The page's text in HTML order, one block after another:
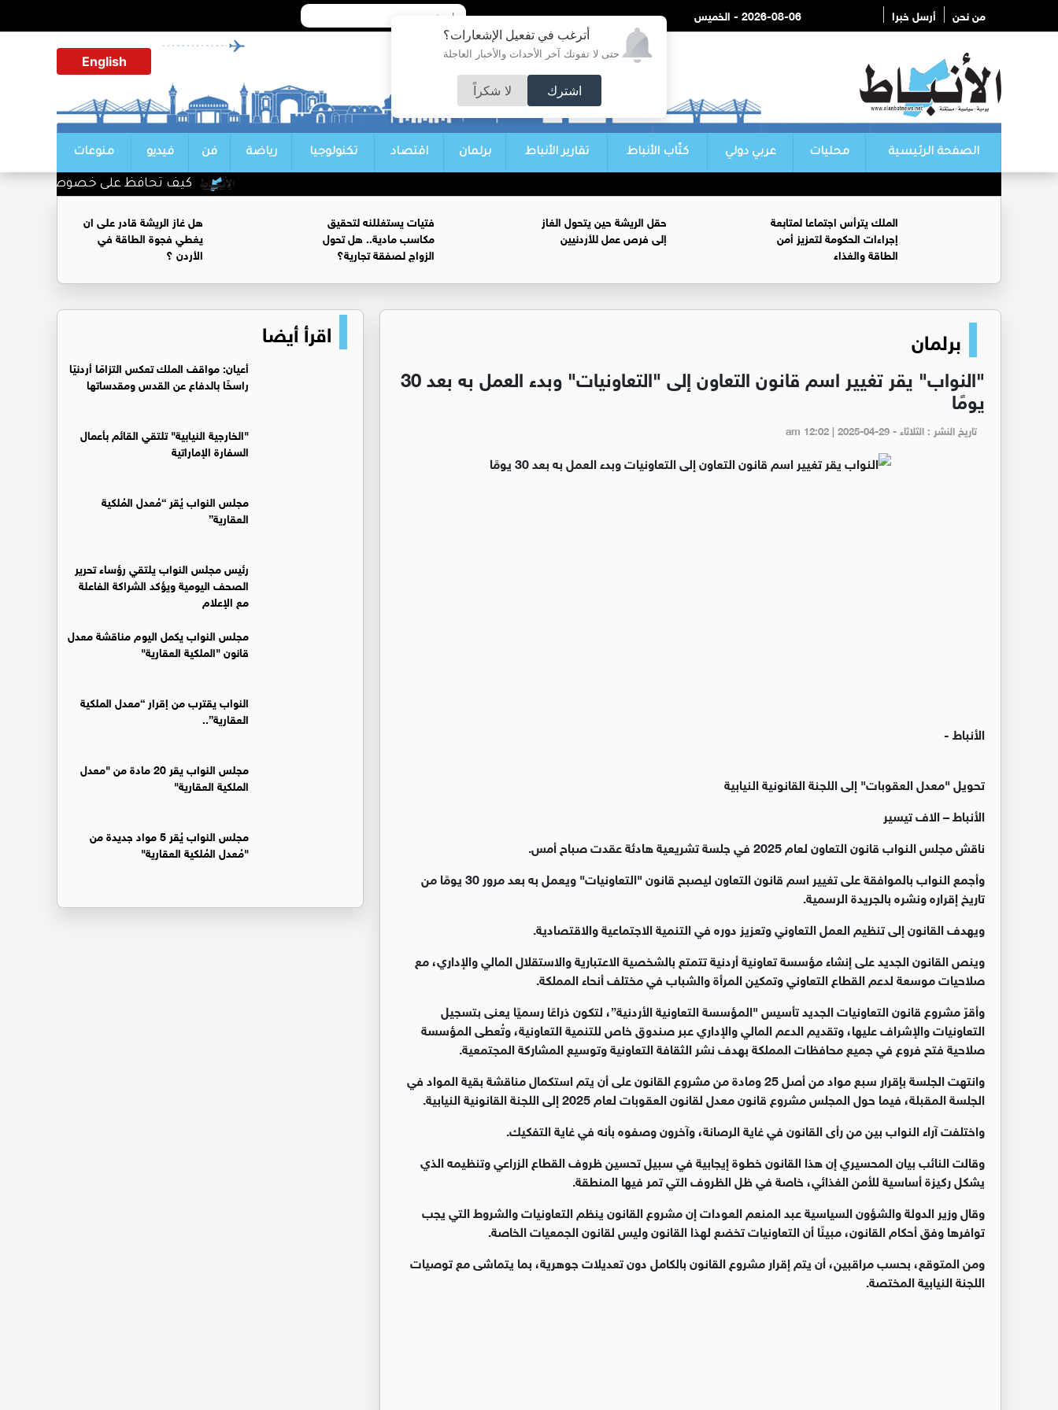
أترغب في تفعيل الإشعارات؟
حتى لا تفوتك آخر الأحداث والأخبار العاجلة
اشترك لا شكراً
من نحن أرسل خبرا 2026-08-06 - الخميس
English
الصفحة الرئيسية محليات عربي دولي كتّاب الأنباط تقارير الأنباط برلمان اقتصاد تكنولوجيا رياضة فن فيديو منوعات
كيف تحافظ على خصوصية محادثاتك
الملك يترأس اجتماعا لمتابعة
إجراءات الحكومة لتعزيز أمن
الطاقة والغذاء
حقل الريشة حين يتحول الغاز
إلى فرص عمل للأردنيين
فتيات يستغللنه لتحقيق
مكاسب مادية.. هل تحول
الزواج لصفقة تجارية؟
هل غاز الريشة قادر على ان
يغطي فجوة الطاقة في
الأردن ؟
برلمان
"النواب" يقر تغيير اسم قانون التعاون إلى "التعاونيات" وبدء العمل به بعد 30
يومًا
تاريخ النشر : الثلاثاء - am 12:02 | 2025-04-29
الأنباط -
تحويل "معدل العقوبات" إلى اللجنة القانونية النيابية
الأنباط – الاف تيسير
ناقش مجلس النواب قانون التعاون لعام 2025 في جلسة تشريعية هادئة عقدت صباح أمس
.
وأجمع النواب بالموافقة على تغيير اسم قانون التعاون ليصبح قانون "التعاونيات" ويعمل به بعد مرور 30 يومًا من
تاريخ إقراره ونشره بالجريدة الرسمية.
ويهدف القانون إلى تنظيم العمل التعاوني وتعزيز دوره في التنمية الاجتماعية والاقتصادية.
وينص القانون الجديد على إنشاء مؤسسة تعاونية أردنية تتمتع بالشخصية الاعتبارية والاستقلال المالي والإداري، مع
صلاحيات موسعة لدعم القطاع التعاوني وتمكين المرأة والشباب في مختلف أنحاء المملكة.
وأقرّ مشروع قانون التعاونيات الجديد تأسيس "المؤسسة التعاونية الأردنية”، لتكون ذراعًا رسميًا يعنى بتسجيل
التعاونيات والإشراف عليها، وتقديم الدعم المالي والإداري عبر صندوق خاص للتنمية التعاونية، وتُعطى المؤسسة
صلاحية فتح فروع في جميع محافظات المملكة بهدف نشر الثقافة التعاونية وتوسيع المشاركة المجتمعية.
وانتهت الجلسة بإقرار سبع مواد من أصل 25 ومادة من مشروع القانون على أن يتم استكمال مناقشة بقية المواد في
الجلسة المقبلة، فيما حول المجلس مشروع قانون معدل لقانون العقوبات لعام 2025 إلى اللجنة القانونية النيابية
.
واختلفت آراء النواب بين من رأى القانون في غاية الرصانة، وآخرون وصفوه بأنه في غاية التفكيك.
وقالت النائب بيان المحسيري إن هذا القانون خطوة إيجابية في سبيل تحسين ظروف القطاع الزراعي وتنظيمه الذي
يشكل ركيزة أساسية للأمن الغذائي، خاصة في ظل الظروف التي تمر فيها المنطقة.
وقال وزير الدولة والشؤون السياسية عبد المنعم العودات إن مشروع القانون ينظم التعاونيات والشروط التي يجب
توافرها وفق أحكام القانون، مبينًا أن التعاونيات تخضع لهذا القانون وليس لقانون الجمعيات الخاصة.
ومن المتوقع، بحسب مراقبين، أن يتم إقرار مشروع القانون بالكامل دون تعديلات جوهرية، بما يتماشى مع توصيات
اللجنة النيابية المختصة.
اقرأ أيضا
أعيان: مواقف الملك تعكس التزامًا أردنيًا
راسخًا بالدفاع عن القدس ومقدساتها
"الخارجية النيابية" تلتقي القائم بأعمال
السفارة الإماراتية
مجلس النواب يُقر “مُعدل المُلكية
العقارية”
رئيس مجلس النواب يلتقي رؤساء تحرير
الصحف اليومية ويؤكد الشراكة الفاعلة
مع الإعلام
مجلس النواب يكمل اليوم مناقشة معدل
قانون "الملكية العقارية"
النواب يقترب من إقرار “معدل الملكية
العقارية”..
مجلس النواب يقر 20 مادة من "معدل
الملكية العقارية"
مجلس النواب يُقر 5 مواد جديدة من
"مُعدل المُلكية العقارية"